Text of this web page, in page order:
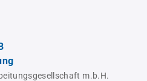
m.b.H.